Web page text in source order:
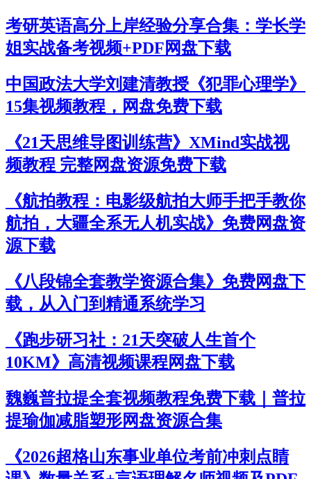
考研英语高分上岸经验分享合集：学长学
姐实战备考视频+PDF网盘下载
中国政法大学刘建清教授《犯罪心理学》
15集视频教程，网盘免费下载
《21天思维导图训练营》XMind实战视
频教程 完整网盘资源免费下载
《航拍教程：电影级航拍大师手把手教你
航拍，大疆全系无人机实战》免费网盘资
源下载
《八段锦全套教学资源合集》免费网盘下
载，从入门到精通系统学习
《跑步研习社：21天突破人生首个
10KM》高清视频课程网盘下载
魏巍普拉提全套视频教程免费下载｜普拉
提瑜伽减脂塑形网盘资源合集
《2026超格山东事业单位考前冲刺点睛